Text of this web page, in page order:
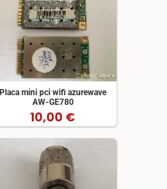
Placa mini pci wifi azurewave
AW-GE780
10,00 €